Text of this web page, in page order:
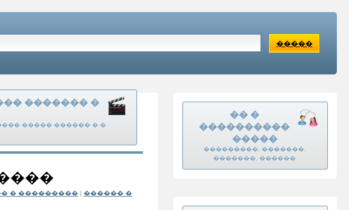
�����
������� �
����� ������ � �
� ��������� | ������ �
�� �
����������
�����
���������, �������,
�������, ������